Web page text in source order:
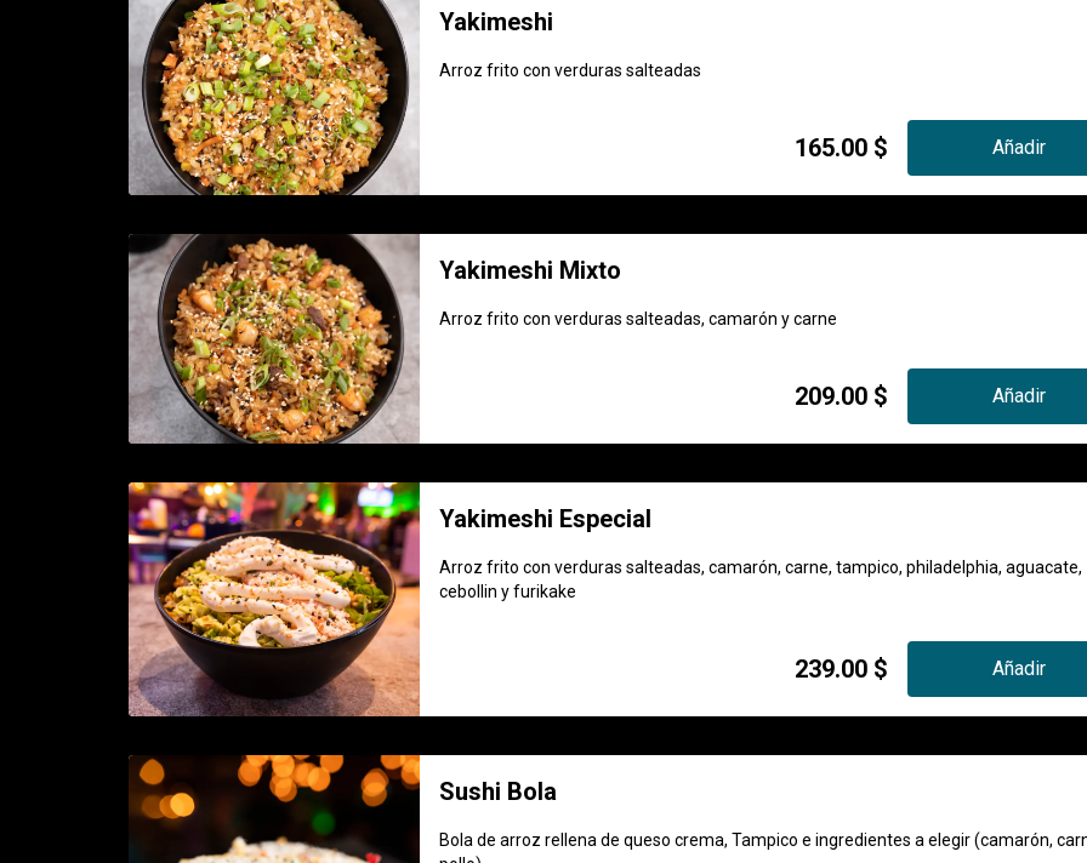
Yakimeshi
Arroz frito con verduras salteadas
165.00 $ Añadir
Yakimeshi Mixto
Arroz frito con verduras salteadas, camarón y carne
209.00 $ Añadir
Yakimeshi Especial
Arroz frito con verduras salteadas, camarón, carne, tampico, philadelphia, aguacate,
cebollin y furikake
239.00 $ Añadir
Sushi Bola
Bola de arroz rellena de queso crema, Tampico e ingredientes a elegir (camarón,